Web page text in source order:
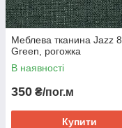
Меблева тканина Jazz 8
Green, рогожка
В наявності
350 ₴/пог.м
Купити